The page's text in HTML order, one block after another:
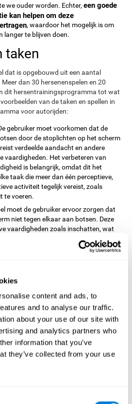
content and ads, to
and to analyse our traffic.
about your use of our site with
and analytics partners who
information that you’ve
they’ve collected from your use
we ouder worden. Echter,een goede
kan helpen om deze
, waardoor het mogelijk is om
langer te blijven doen.
taken
dat is opgebouwd uit een aantal
dan 30 hersenenspelen en 20
dit hersentrainingsprogramma tot wat
van de taken en spellen in
voor autorijden:
gebruiker moet voorkomen dat de
door de stoplichten op het scherm
verdeelde aandacht en andere
vaardigheden. Het verbeteren van
is belangrijk, omdat dit het
taak die meer dan één perceptieve,
activiteit tegelijk vereist, zoals
te voeren.
moet de gebruiker ervoor zorgen dat
niet tegen elkaar aan botsen. Deze
vaardigheden zoals inschatten, wat
is die we in het dagelijks leven
wanneer je moet stoppen voor een
op de klassieke Conners (CPT) test.
Deze taak zal helpen met
gedragsmatige veranderingen,
onoplettendheid, en anderen.
moet de ballonnen lek steken door
daarbij de gevaarlijke rode gebieden
In meer gevorderde levels zal deze
vereisen. Dit is ook een belangrijke
leven, omdat het ons in staat